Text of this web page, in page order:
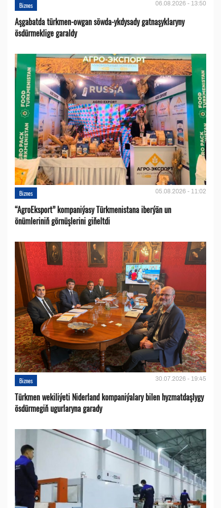
Biznes 06.08.2026 - 13:50
Aşgabatda türkmen-owgan söwda-ykdysady gatnaşyklaryny
ösdürmeklige garaldy
Biznes 05.08.2026 - 11:02
“AgroEksport” kompaniýasy Türkmenistana iberýän un
önümleriniň görnüşlerini giňeltdi
Biznes 30.07.2026 - 19:45
Türkmen wekiliýeti Niderland kompaniýalary bilen hyzmatdaşlygy
ösdürmegiň ugurlaryna garady